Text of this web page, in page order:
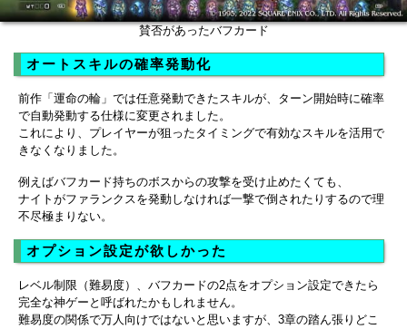
賛否があったバフカード
オートスキルの確率発動化
前作「運命の輪」では任意発動できたスキルが、ターン開始時に確率
で自動発動する仕様に変更されました。
これにより、プレイヤーが狙ったタイミングで有効なスキルを活用で
きなくなりました。
例えばバフカード持ちのボスからの攻撃を受け止めたくても、
ナイトがファランクスを発動しなければ一撃で倒されたりするので理
不尽極まりない。
オプション設定が欲しかった
レベル制限（難易度）、バフカードの2点をオプション設定できたら
完全な神ゲーと呼ばれたかもしれません。
難易度の関係で万人向けではないと思いますが、3章の踏ん張りどこ